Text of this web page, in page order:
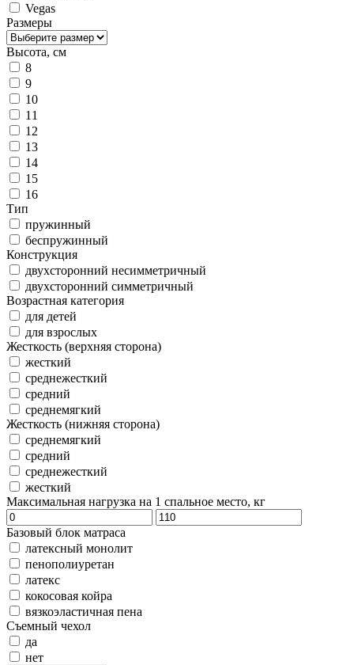
Vegas
Размеры
Высота, см
8
9
10
11
12
13
14
15
16
Тип
пружинный
беспружинный
Конструкция
двухсторонний несимметричный
двухсторонний симметричный
Возрастная категория
для детей
для взрослых
Жесткость (верхняя сторона)
жесткий
среднежесткий
средний
среднемягкий
Жесткость (нижняя сторона)
среднемягкий
средний
среднежесткий
жесткий
Максимальная нагрузка на 1 спальное место, кг
Базовый блок матраса
латексный монолит
пенополиуретан
латекс
кокосовая койра
вязкоэластичная пена
Съемный чехол
да
нет